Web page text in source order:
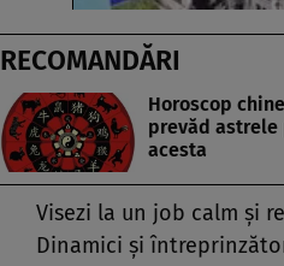
RECOMANDĂRI
Horoscop
prevăd astrele
acesta
Visezi la un job calm şi
Dinamici şi